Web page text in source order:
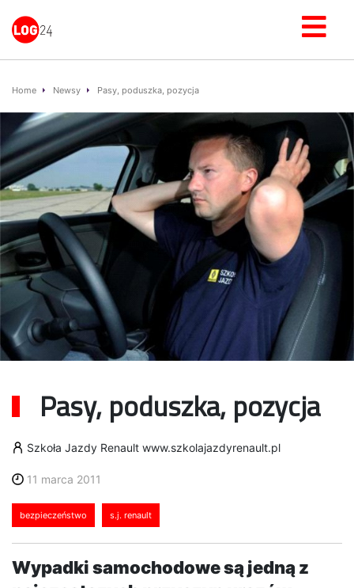
Home Newsy Pasy, poduszka, pozycja
Pasy, poduszka, pozycja
Szkoła Jazdy Renault www.szkolajazdyrenault.pl
11 marca 2011
bezpieczeństwo s.j. renault
Wypadki samochodowe są jedną z